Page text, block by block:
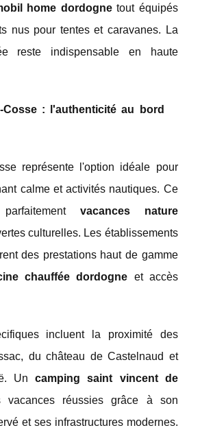
home dordognetout équipés
nus pour tentes et caravanes. La
reste indispensable en haute
Cosse : l'authenticité au bord
représente l'option idéale pour
calme et activités nautiques. Ce
vacances nature
culturelles. Les établissements
des prestations haut de gamme
chauffée dordogne et accès
incluent la proximité des
du château de Castelnaud et
Uncamping saint vincent de
vacances réussies grâce à son
et ses infrastructures modernes.